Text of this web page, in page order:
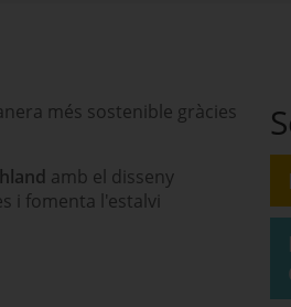
més sostenible gràcies
amb el disseny
i fomenta l'estalvi